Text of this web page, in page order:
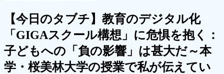
【今日のタブチ】教育のデジタル化
「GIGAスクール構想」に危惧を抱く：
子どもへの「負の影響」は甚大だ～本
学・桜美林大学の授業で私が伝えてい